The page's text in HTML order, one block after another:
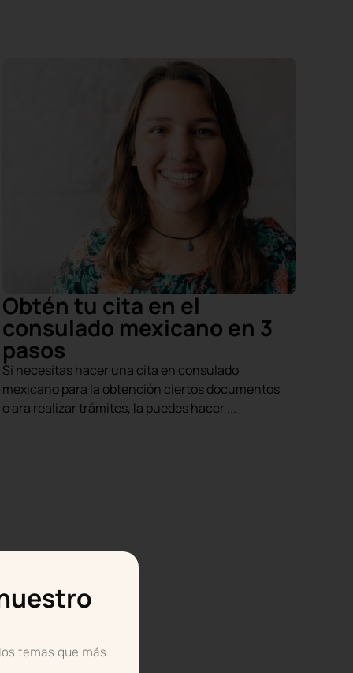
Obtén tu cita en el
consulado mexicano en 3
pasos
Si necesitas hacer una cita en consulado
mexicano para la obtención ciertos documentos
o ara realizar trámites, la puedes hacer ...
temas que más